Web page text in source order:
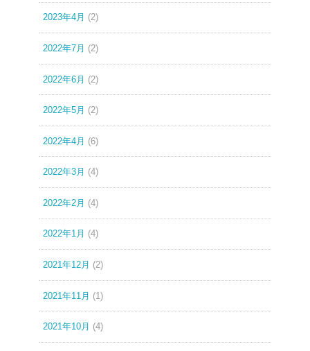
2023年4月 (2)
2022年7月 (2)
2022年6月 (2)
2022年5月 (2)
2022年4月 (6)
2022年3月 (4)
2022年2月 (4)
2022年1月 (4)
2021年12月 (2)
2021年11月 (1)
2021年10月 (4)